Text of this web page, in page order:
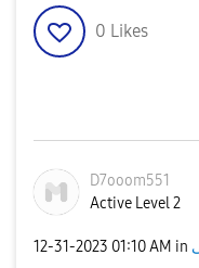
0 Likes
D7ooom551
Active Level 2
‎12-31-2023 01:10 AM in